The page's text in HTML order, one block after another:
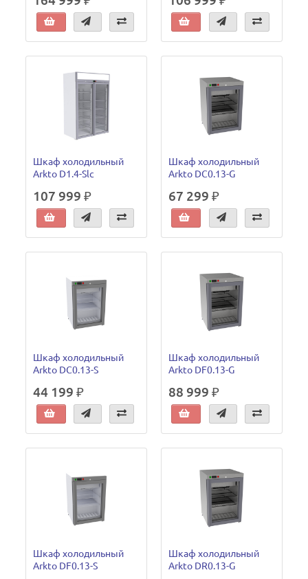
Шкаф холодильный
Arkto D1.4-Slc
107 999 ₽
Шкаф холодильный
Arkto DC0.13-G
67 299 ₽
Шкаф холодильный
Arkto DC0.13-S
44 199 ₽
Шкаф холодильный
Arkto DF0.13-G
88 999 ₽
Шкаф холодильный
Arkto DF0.13-S
Шкаф холодильный
Arkto DR0.13-G